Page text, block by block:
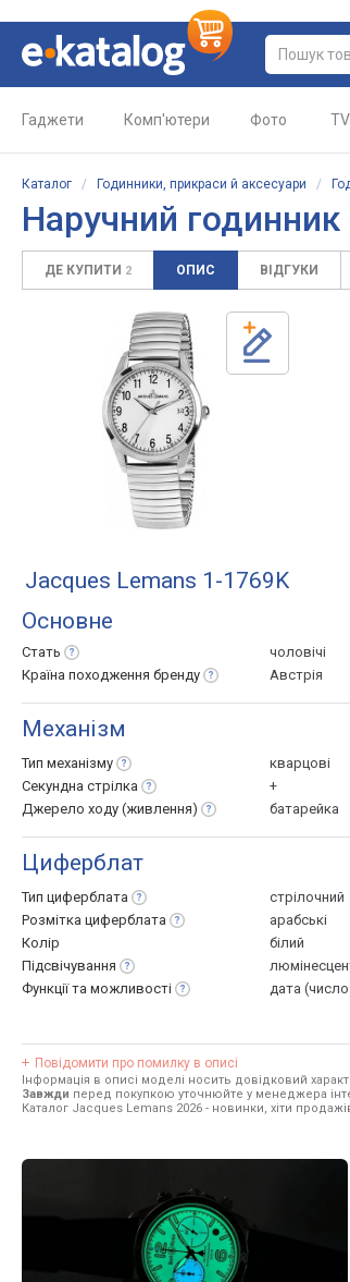
Гаджети Комп'ютери Фото TV
Каталог / Годинники, прикраси й аксесуари /
Наручний
ДЕ КУПИТИ 2 ОПИС ВІДГУКИ
Jacques Lemans 1-1769K
Основне
Стать
чоловічі
Країна походження бренду Австрія
Механізм
Тип механізму
кварцові
Секундна стрілка
+
Джерело ходу (живлення) батарейка
Циферблат
Тип циферблата
стрілочний
Розмітка циферблата
арабські
Колір
білий
Підсвічування
Функції та можливості дата (число
Повідомити про помилку в описі
Інформація в описі моделі носить довідковий
Завжди перед покупкою уточнюйте у менеджера
Каталог Jacques Lemans 2026 - новинки, хіти